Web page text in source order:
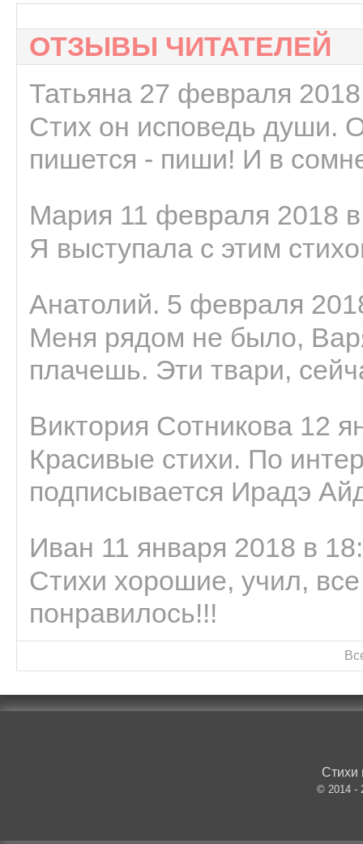
ОТЗЫВЫ ЧИТАТЕЛЕЙ
Татьяна 27 февраля
Стих он исповедь души.
пишется - пиши! И в
Мария 11 февраля 2018
Я выступала с этим
Анатолий. 5 февраля
Меня рядом не было,
плачешь. Эти твари,
Виктория Сотникова 12
Красивые стихи. По
подписывается Ирадэ
Иван 11 января 2018 в
Стихи хорошие, учил,
понравилось!!!
Стихи
© 2014 -